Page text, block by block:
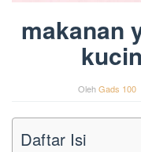
makanan
OlehGads 100
Daftar Isi